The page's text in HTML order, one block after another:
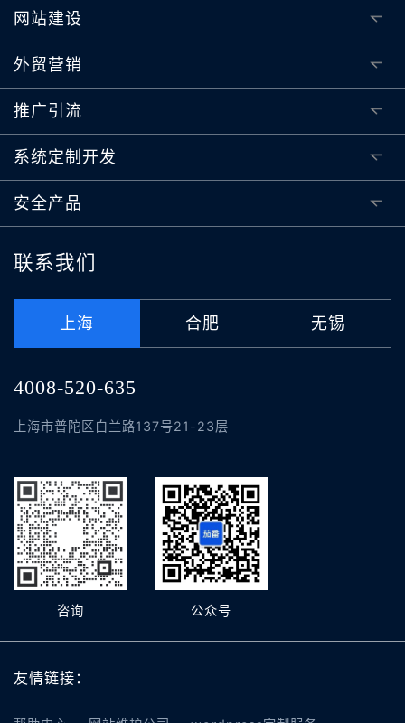
网站建设
外贸营销
推广引流
系统定制开发
安全产品
联系我们
上海 合肥 无锡
4008-520-635
上海市普陀区白兰路137号21-23层
咨询 公众号
友情链接：